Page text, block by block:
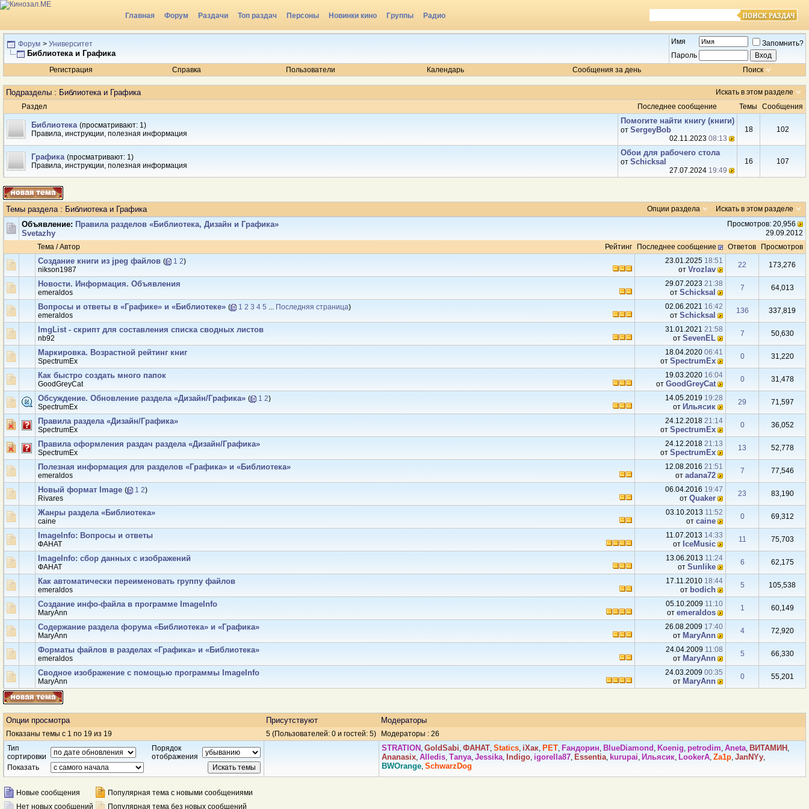
Главная Форум Раздачи Топ раздач Персоны Новинки кино Группы Радио
Форум > Университет
Библиотека и Графика
Имя
Запомнить?
Пароль
Регистрация
Справка Пользователи Календарь Сообщения за день Поиск
Подразделы : Библиотека и Графика
Искать в этом разделе
Раздел
Последнее сообщение Темы Сообщения
Библиотека (просматривают: 1)
Правила, инструкции, полезная информация
Помогите найти книгу (книги)
от SergeyBob
02.11.2023 08:13
18 102
Графика (просматривают: 1)
Правила, инструкции, полезная информация
Обои для рабочего стола
от Schicksal
27.07.2024 19:49
16 107
Темы раздела: Библиотека и Графика Опции раздела
Искать в этом разделе
Просмотров: 20,956
Объявление: Правила разделов «Библиотека, Дизайн и Графика»
29.09.2012
Svetazhy
Рейтинг
Тема /Автор Последнее сообщение Ответов Просмотров
Создание книги из jpeg файлов ( 1 2)
nikson1987
23.01.2025 18:51
от Vrozlav 22 173,276
Новости. Информация. Объявления
emeraldos
29.07.2023 21:38
от Schicksal 7 64,013
Вопросы и ответы в «Графике» и «Библиотеке» ( 1 2 3 4 5 ... Последняя страница)
emeraldos
02.06.2021 16:42
от Schicksal 136 337,819
ImgList - скрипт для составления списка сводных листов
nb92
31.01.2021 21:58
от SevenEL 7 50,630
Маркировка. Возрастной рейтинг книг
SpectrumEx
18.04.2020 06:41
от SpectrumEx 0 31,220
Как быстро создать много папок
GoodGreyCat
19.03.2020 16:04
от GoodGreyCat 0 31,478
Обсуждение. Обновление раздела «Дизайн/Графика» ( 1 2)
SpectrumEx
14.05.2019 19:28
от Ильясик 29 71,597
Правила раздела «Дизайн/Графика»
SpectrumEx
24.12.2018 21:14
от SpectrumEx 0 36,052
Правила оформления раздач раздела «Дизайн/Графика»
SpectrumEx
24.12.2018 21:13
от SpectrumEx 13 52,778
Полезная информация для разделов «Графика» и «Библиотека»
emeraldos
12.08.2016 21:51
от adana72 7 77,546
Новый формат Image ( 1 2)
Rivares
06.04.2016 19:47
от Quaker 23 83,190
Жанры раздела «Библиотека»
caine
03.10.2013 11:52
от caine 0 69,312
ImageInfo: Вопросы и ответы
ФАНАТ
11.07.2013 14:33
от IceMusic 11 75,703
ImageInfo: сбор данных с изображений
ФАНАТ
13.06.2013 11:24
от Sunlike 6 62,175
Как автоматически переименовать группу файлов
emeraldos
17.11.2010 18:44
от bodich 5 105,538
Создание инфо-файла в программе ImageInfo
MaryAnn
05.10.2009 11:10
от emeraldos 1 60,149
Содержание раздела форума «Библиотека» и «Графика»
MaryAnn
26.08.2009 17:40
от MaryAnn 4 72,920
Форматы файлов в разделах «Графика» и «Библиотека»
emeraldos
24.04.2009 11:08
от MaryAnn 5 66,330
Сводное изображение с помощью программы ImageInfo
MaryAnn
24.03.2009 00:35
от MaryAnn 0 55,201
Опции просмотра Присутствуют Модераторы
Показаны темы с 1 по 19 из 19 5 (Пользователей: 0 и гостей: 5)
Модераторы : 26
Тип
сортировки
Порядок
отображения
Показать
STRATION , GoldSabi, ФАНАТ, Statics, iХaк, PET, Fандорин, BlueDiamond , Kоenig, petrodim, Аneta, ВИТАМИH ,
Ananasix, Alledis, Tаnya, Jеssikа, Indigо, igorella87, Essentia, kurupai, Ильясик, LookerA, Za1p, JanNYy,
BWOrange, SchwarzDog
Новые сообщения
Популярная тема с новыми сообщениями
Нет новых сообщений
Популярная тема без новых сообщений